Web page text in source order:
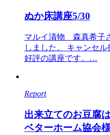
ぬか床講座5/30
マルイ漬物 森真希子
しました。 キャンセ
好評の講座です。…
Report
出来立てのお豆腐
ベターホーム協会